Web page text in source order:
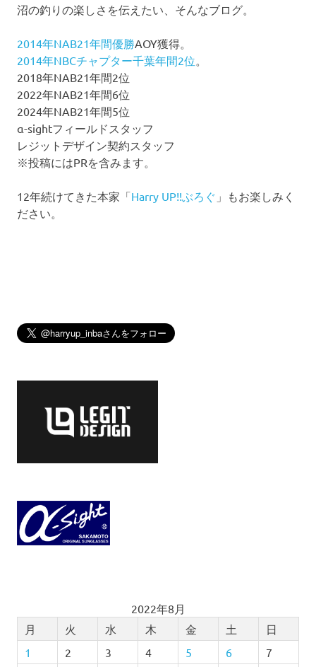
沼の釣りの楽しさを伝えたい、そんなブログ。
2014年NAB21年間優勝AOY獲得。
2014年NBCチャプター千葉年間2位。
2018年NAB21年間2位
2022年NAB21年間6位
2024年NAB21年間5位
α-sightフィールドスタッフ
レジットデザイン契約スタッフ
※投稿にはPRを含みます。
12年続けてきた本家「Harry UP!!ぶろぐ 」もお楽しみく
ださい。
2022年8月
月
火 水 木 金 土
日
1
2 3 4 5 6
7